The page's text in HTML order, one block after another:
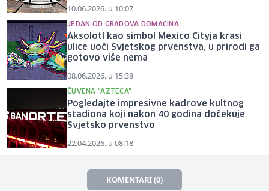
10.06.2026. u 10:07
JEDAN OD GRADOVA DOMAĆINA
Aksolotl kao simbol Mexico Cityja krasi
ulice uoči Svjetskog prvenstva, u prirodi ga
gotovo više nema
08.06.2026. u 15:38
ČUVENA "AZTECA"
Pogledajte impresivne kadrove kultnog
stadiona koji nakon 40 godina dočekuje
Svjetsko prvenstvo
22.04.2026. u 08:18
KOMENTARI (0)